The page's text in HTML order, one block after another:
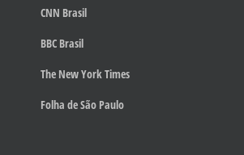
CNN Brasil
BBC Brasil
The New York Times
Folha de São Paulo